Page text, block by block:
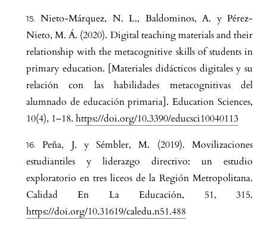
Nieto-Márquez, N. L., Baldominos, A. y Pérez-
Nieto, M. Á. (2020). Digital teaching materials and their
relationship with the metacognitive skills of students in
primary education. [Materiales didácticos digitales y su
relación con las habilidades metacognitivas del
alumnado de educación primaria]. Education Sciences,
10(4), 1–18. https://doi.org/10.3390/educsci10040113
Peña, J. y Sémbler, M. (2019). Movilizaciones
estudiantiles y liderazgo directivo: un estudio
exploratorio en tres liceos de la Región Metropolitana.
Calidad En La Educación, 51, 315.
https://doi.org/10.31619/caledu.n51.488